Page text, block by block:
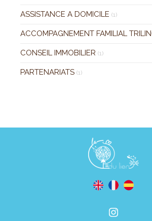
ASSISTANCE A DOMICILE (1)
ACCOMPAGNEMENT FAMILIAL
CONSEIL IMMOBILIER (1)
PARTENARIATS (1)